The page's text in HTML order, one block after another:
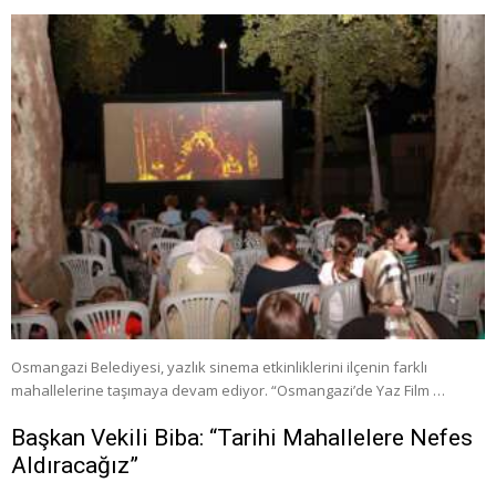
Osmangazi Belediyesi, yazlık sinema etkinliklerini ilçenin farklı
mahallelerine taşımaya devam ediyor. “Osmangazi’de Yaz Film …
Başkan Vekili Biba: “Tarihi Mahallelere Nefes
Aldıracağız”